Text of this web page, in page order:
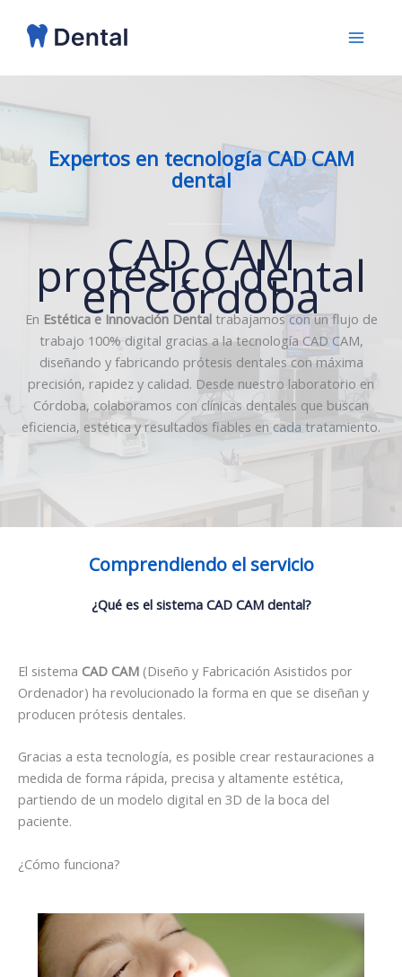
contenido
Expertos en tecnología CAD CAM
dental
CAD CAM
protésico dental
en Córdoba
En Estética e Innovación Dentaltrabajamos con un flujo de
trabajo 100% digital gracias a la tecnología CAD CAM,
diseñando y fabricando prótesis dentales con máxima
precisión, rapidez y calidad. Desde nuestro laboratorio en
Córdoba, colaboramos con clínicas dentales que buscan
eficiencia, estética y resultados fiables en cada tratamiento.
Comprendiendo el servicio
¿Qué es el sistema CAD CAM dental?
El sistema CAD CAM (Diseño y Fabricación Asistidos por
Ordenador) ha revolucionado la forma en que se diseñan y
producen prótesis dentales.
Gracias a esta tecnología, es posible crear restauraciones a
medida de forma rápida, precisa y altamente estética,
partiendo de un modelo digital en 3D de la boca del
paciente.
¿Cómo funciona?